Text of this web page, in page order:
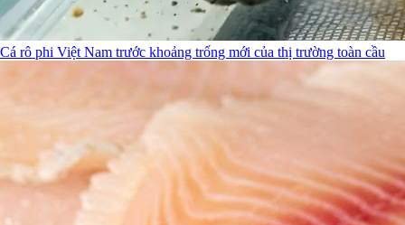
Cá rô phi Việt Nam trước khoảng trống mới của thị trường toàn cầu